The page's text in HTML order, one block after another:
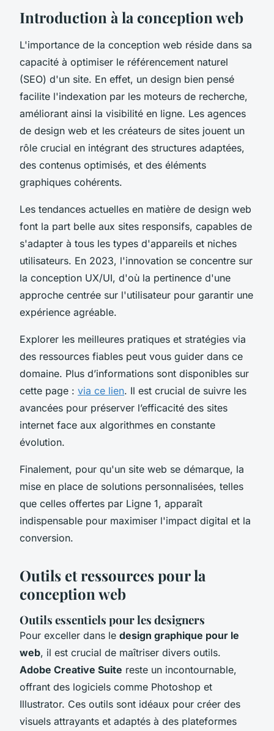
Introduction à la conception web
L'importance de la conception web réside dans sa
capacité à optimiser le référencement naturel
(SEO) d'un site. En effet, un design bien pensé
facilite l'indexation par les moteurs de recherche,
améliorant ainsi la visibilité en ligne. Les agences
de design web et les créateurs de sites jouent un
rôle crucial en intégrant des structures adaptées,
des contenus optimisés, et des éléments
graphiques cohérents.
Les tendances actuelles en matière de design web
font la part belle aux sites responsifs, capables de
s'adapter à tous les types d'appareils et niches
utilisateurs. En 2023, l'innovation se concentre sur
la conception UX/UI, d'où la pertinence d'une
approche centrée sur l'utilisateur pour garantir une
expérience agréable.
Explorer les meilleures pratiques et stratégies via
des ressources fiables peut vous guider dans ce
domaine. Plus d’informations sont disponibles sur
cette page : via ce lien. Il est crucial de suivre les
avancées pour préserver l’efficacité des sites
internet face aux algorithmes en constante
évolution.
Finalement, pour qu'un site web se démarque, la
mise en place de solutions personnalisées, telles
que celles offertes par Ligne 1, apparaît
indispensable pour maximiser l'impact digital et la
conversion.
Outils et ressources pour la
conception web
Outils essentiels pour les designers
Pour exceller dans le design graphique pour le
web, il est crucial de maîtriser divers outils.
Adobe Creative Suite reste un incontournable,
offrant des logiciels comme Photoshop et
Illustrator. Ces outils sont idéaux pour créer des
visuels attrayants et adaptés à des plateformes